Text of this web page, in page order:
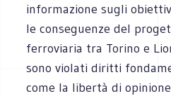
informazione sugli
le conseguenze del
ferroviaria tra Torino e
sono violati diritti
come la libertà di